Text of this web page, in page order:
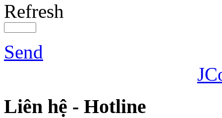
Refresh
Send
Liên hệ - Hotline